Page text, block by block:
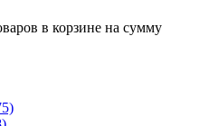
в корзине на сумму